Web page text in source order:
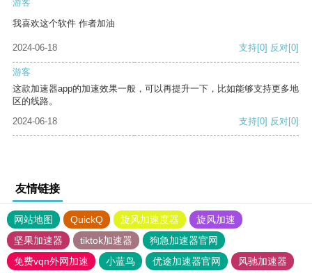
游客
我喜欢这个软件 作者加油
2024-06-18 支持[0] 反对[0]
游客
这款加速器app的加速效果一般，可以再提升一下，比如能够支持更多地
区的线路。
2024-06-18
支持[0] 反对[0]
友情链接
网站地图 QuickQ 旋风加速度器
旋风加速
坚果加速器
tiktok加速器
狗急加速器官网
免费vqn外网加速
小蓝鸟 优途加速器官网
风驰加速器